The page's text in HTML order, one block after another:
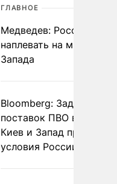
ГЛАВНОЕ
Медведев: России
наплевать на мнение
Запада
Bloomberg: Задержка
поставок ПВО вынудит
Киев и Запад принять
условия России